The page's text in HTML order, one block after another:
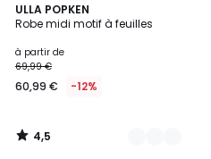
ULLA POPKEN
Robe midi motif à feuilles
à partir de
69,99 €
60,99 € -12%
4,5
/ 5
2
Couleurs
4,5
/